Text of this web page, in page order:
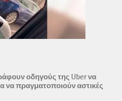
οδηγούς της Uber να
να πραγματοποιούν αστικές